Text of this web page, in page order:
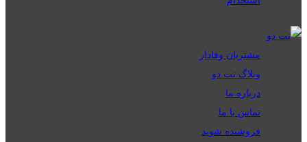
مشتریان وفادار
وبلاگ نت دو
درباره ما
تماس با ما
فروشنده شوید